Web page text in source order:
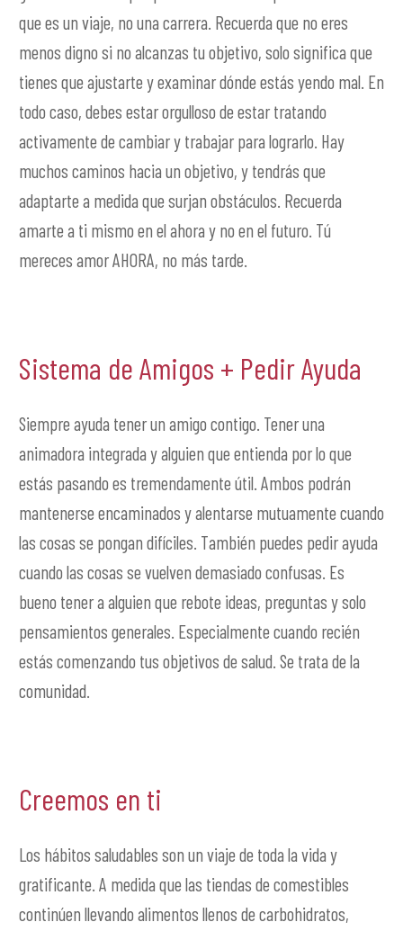
que es un viaje, no una carrera. Recuerda que no eres
menos digno si no alcanzas tu objetivo, solo significa que
tienes que ajustarte y examinar dónde estás yendo mal. En
todo caso, debes estar orgulloso de estar tratando
activamente de cambiar y trabajar para lograrlo. Hay
muchos caminos hacia un objetivo, y tendrás que
adaptarte a medida que surjan obstáculos. Recuerda
amarte a ti mismo en el ahora y no en el futuro. Tú
mereces amor AHORA, no más tarde.
Sistema de Amigos + Pedir Ayuda
Siempre ayuda tener un amigo contigo. Tener una
animadora integrada y alguien que entienda por lo que
estás pasando es tremendamente útil. Ambos podrán
mantenerse encaminados y alentarse mutuamente cuando
las cosas se pongan difíciles. También puedes pedir ayuda
cuando las cosas se vuelven demasiado confusas. Es
bueno tener a alguien que rebote ideas, preguntas y solo
pensamientos generales. Especialmente cuando recién
estás comenzando tus objetivos de salud. Se trata de la
comunidad.
Creemos en ti
Los hábitos saludables son un viaje de toda la vida y
gratificante. A medida que las tiendas de comestibles
continúen llevando alimentos llenos de carbohidratos,